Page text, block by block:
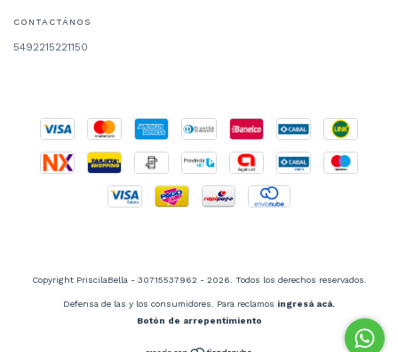
CONTACTÁNOS
5492215221150
Copyright PriscilaBella - 30715537962 - 2026. Todos los derechos reservados.
Defensa de las y los consumidores. Para reclamos ingresá acá.
Botón de arrepentimiento